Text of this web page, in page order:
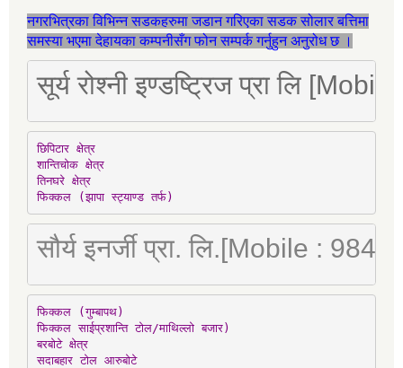
नगरभित्रका विभिन्न सडकहरुमा जडान गरिएका सडक सोलार बत्तिमा
समस्या भएमा देहायका कम्पनीसँग फोन सम्पर्क गर्नुहुन अनुरोध छ ।
सूर्य रोश्नी इण्डष्ट्रिज प्रा लि
छिपिटार क्षेत्र
शान्तिचोक क्षेत्र
तिनघरे क्षेत्र
फिक्कल (झापा स्ट्याण्ड तर्फ)
सौर्य इनर्जी प्रा. लि.[Mobile :
फिक्कल (गुम्बापथ)
फिक्कल साईप्रशान्ति टोल/माथिल्लो बजार)
बरबोटे क्षेत्र
सदाबहार टोल आरुबोटे